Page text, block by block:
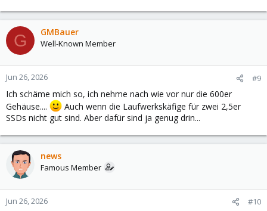
G GMBauer
Well-Known Member
Jun 26, 2026 #9
Ich schäme mich so, ich nehme nach wie vor nur die 600er
Gehäuse....
Auch wenn die Laufwerkskäfige für zwei 2,5er
SSDs nicht gut sind. Aber dafür sind ja genug drin...
news
Famous Member
Jun 26, 2026 #10